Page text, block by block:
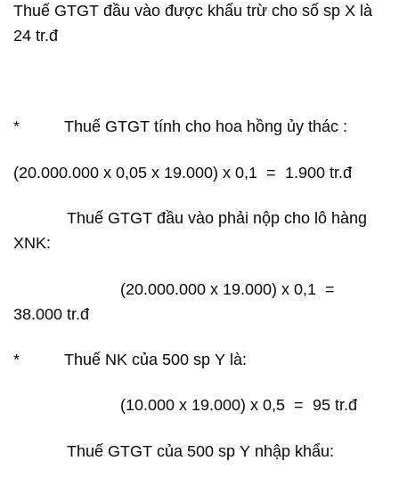
Thuế GTGT đầu vào được khấu trừ cho số sp X là
24 tr.đ
* Thuế GTGT tính cho hoa hồng ủy thác :
(20.000.000 x 0,05 x 19.000) x 0,1 = 1.900 tr.đ
Thuế GTGT đầu vào phải nộp cho lô hàng
XNK:
(20.000.000 x 19.000) x 0,1 =
38.000 tr.đ
* Thuế NK của 500 sp Y là:
(10.000 x 19.000) x 0,5 = 95 tr.đ
Thuế GTGT của 500 sp Y nhập khẩu: